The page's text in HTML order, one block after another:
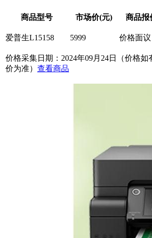
商品型号 市场价(元) 商品报
爱普生L15158 5999 价格面议
价格采集日期：2024年09月24日（价格
价为准） 查看商品